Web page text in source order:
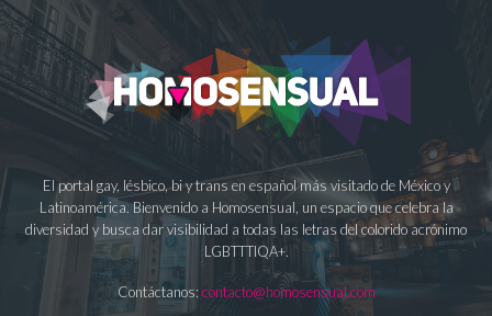
El portal gay, lésbico, bi y trans en español más visitado de México y
Latinoamérica. Bienvenido a Homosensual, un espacio que celebra la
diversidad y busca dar visibilidad a todas las letras del colorido acrónimo
LGBTTTIQA+.
Contáctanos: contacto@homosensual.com